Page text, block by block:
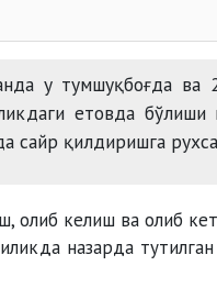
у тумшуқбоғда ва
етовда бўлиши
сайр қилдиришга
келиш ва олиб
назарда